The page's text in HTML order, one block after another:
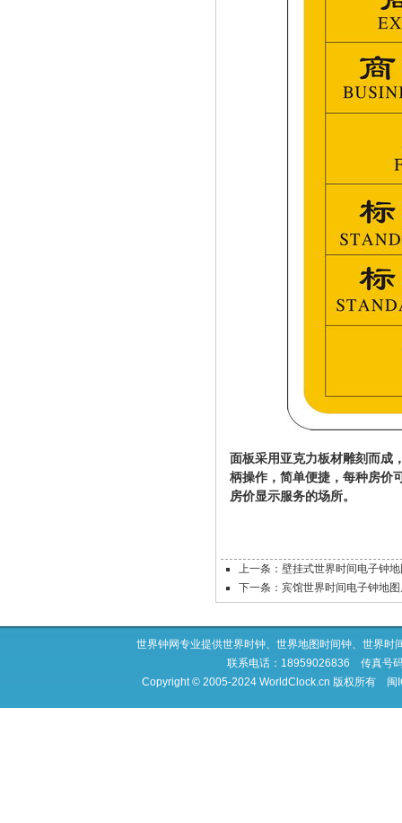
面板采用亚克力板材雕刻而成
柄操作，简单便捷，每种房价
房价显示服务的场所。
上一条：壁挂式世界时间电子钟
下一条：宾馆世界时间电子钟地
世界钟网专业提供世界时钟、世界地图时间钟、世界
联系电话：18959026836 传真号
Copyright © 2005-2024 WorldClock.cn 版权所有 闽